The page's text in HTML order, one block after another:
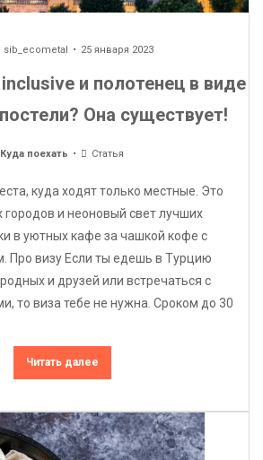
sib_ecometal 25 января 2023
и полотенец в виде
Она существует!
Куда поехать Статья
куда ходят только местные. Это
городов и неоновый свет лучших
в уютных кафе за чашкой кофе с
Про визу Если ты едешь в Турцию
и друзей или встречаться с
то виза тебе не нужна. Сроком до 30
Читать далее